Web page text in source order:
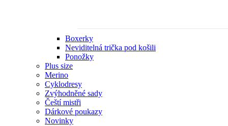
Boxerky
Neviditelná trička pod košili
Ponožky
Plus size
Merino
Cyklodresy
Zvýhodněné sady
Čeští mistři
Dárkové poukazy
Novinky